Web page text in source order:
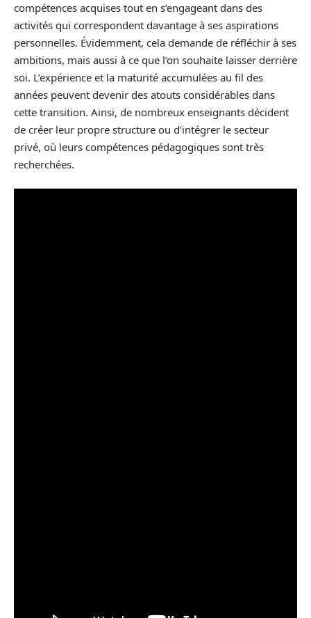
compétences acquises tout en s’engageant dans des
activités qui correspondent davantage à ses aspirations
personnelles. Évidemment, cela demande de réfléchir à ses
ambitions, mais aussi à ce que l’on souhaite laisser derrière
soi. L’expérience et la maturité accumulées au fil des
années peuvent devenir des atouts considérables dans
cette transition. Ainsi, de nombreux enseignants décident
de créer leur propre structure ou d’intégrer le secteur
privé, où leurs compétences pédagogiques sont très
recherchées.